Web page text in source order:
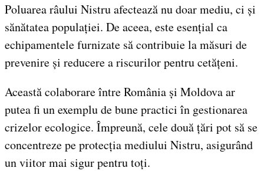
Poluarea râului Nistru afectează nu doar mediu, ci și
sănătatea populației. De aceea, este esențial ca
echipamentele furnizate să contribuie la măsuri de
prevenire și reducere a riscurilor pentru cetățeni.
Această colaborare între România și Moldova ar
putea fi un exemplu de bune practici în gestionarea
crizelor ecologice. Împreună, cele două țări pot să se
concentreze pe protecția mediului Nistru, asigurând
un viitor mai sigur pentru toți.